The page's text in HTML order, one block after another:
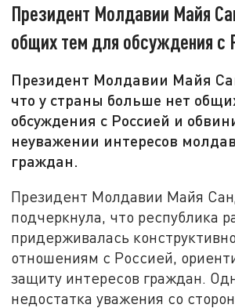
Президент Молдавии Майя
общих тем для обсуждения с
Президент Молдавии Майя
что у страны больше нет
обсуждения с Россией и
неуважении интересов
граждан.
Президент Молдавии Майя
подчеркнула, что республика
придерживалась
отношениям с Россией,
защиту интересов граждан.
недостатка уважения со